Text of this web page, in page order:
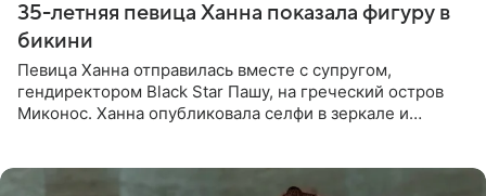
35-летняя певица Ханна показала фигуру в
бикини
Певица Ханна отправилась вместе с супругом,
гендиректором Black Star Пашу, на греческий остров
Миконос. Ханна опубликовала селфи в зеркале и